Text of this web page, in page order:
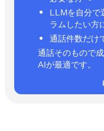
LLMを自分で
ラムしたい方
通話件数だけ
通話そのもので
AIが最適です。